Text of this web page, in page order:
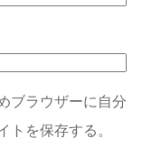
ブラウザーに自分
トを保存する。